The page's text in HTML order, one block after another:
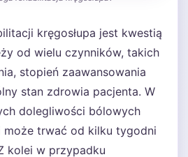
kręgosłupa jest kwestią
od wielu czynników, takich
stopień zaawansowania
stan zdrowia pacjenta. W
dolegliwości bólowych
może trwać od kilku tygodni
kolei w przypadku